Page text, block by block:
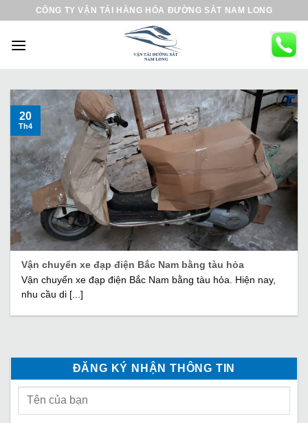
CÔNG TY VẬN TẢI HÀNG HÓA ĐƯỜNG SẮT NAM LONG
Vận chuyển xe đạp điện Bắc Nam bằng tàu hỏa
Vận chuyển xe đạp điện Bắc Nam bằng tàu hỏa. Hiện nay,
nhu cầu di [...]
20
Th4
ĐĂNG KÝ NHẬN THÔNG TIN